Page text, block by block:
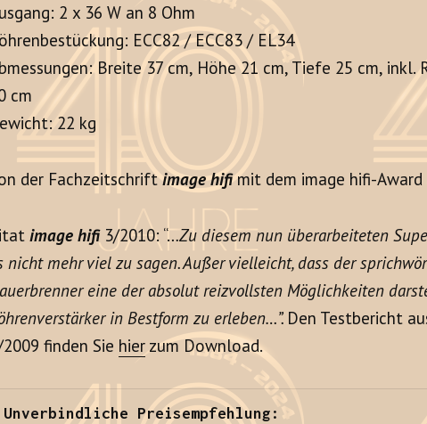
2 x 36 W an 8 Ohm
ECC82 / ECC83 / EL34
Breite 37 cm, Höhe 21 cm, Tiefe 25 cm, inkl.
cm
22 kg
der Fachzeitschriftimage hifimit dem image hifi-
image hifi3/2010: “…Zu diesem nun überarbeiteten
nicht mehr viel zu sagen. Außer vielleicht, dass der
eine der absolut reizvollsten Möglichkeiten
in Bestform zu erleben…”. Den Testbericht
finden Sie hier zum Download.
Unverbindliche Preisempfehlung: